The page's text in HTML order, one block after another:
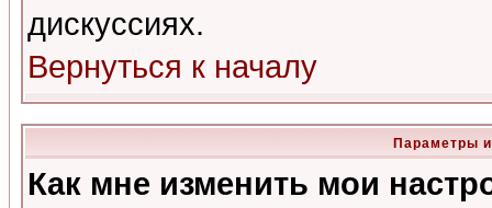
дискуссиях.
Вернуться к началу
Параметры
Как мне изменить мои